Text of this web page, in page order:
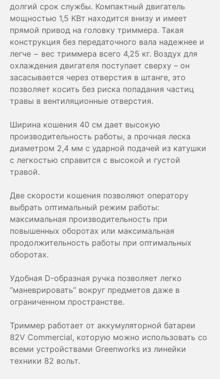
долгий срок службы. Компактный двигатель
мощностью 1,5 КВт находится внизу и имеет
прямой привод на головку триммера. Такая
конструкция без передаточного вала надежнее и
легче − вес триммера всего 4,25 кг. Воздух для
охлаждения двигателя поступает сверху – он
засасывается через отверстия в штанге, это
позволяет косить без риска попадания частиц
травы в вентиляционные отверстия.
Ширина кошения 40 см дает высокую
производительность работы, а прочная леска
диаметром 2,4 мм с ударной подачей из катушки
с легкостью справится с высокой и густой
травой.
Две скорости кошения позволяют оператору
выбрать оптимальный режим работы:
максимальная производительность при
повышенных оборотах или максимальная
продолжительность работы при оптимальных
оборотах.
Удобная D-образная ручка позволяет легко
“маневрировать” вокруг предметов даже в
ограниченном пространстве.
Триммер работает от аккумуляторной батареи
82V Commercial, которую можно использовать со
всеми устройствами Greenworks из линейки
техники 82 вольт.